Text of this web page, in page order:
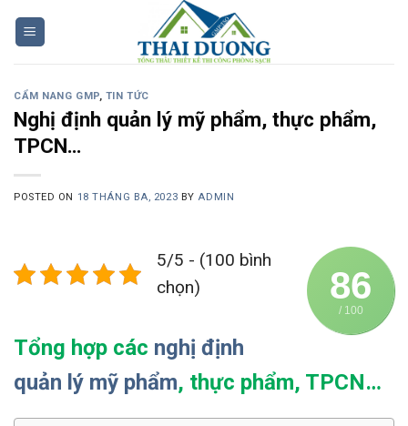
CẨM NANG GMP, TIN TỨC
Nghị định quản lý mỹ phẩm, thực phẩm,
TPCN…
POSTED ON 18 THÁNG BA, 2023 BY ADMIN
86
/ 100
5/5 - (100 bình
chọn)
Tổng hợp các nghị định
quản lý mỹ phẩm, thực phẩm, TPCN…